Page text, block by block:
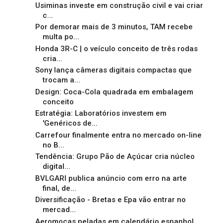
Usiminas investe em construção civil e vai criar
c...
Por demorar mais de 3 minutos, TAM recebe
multa po...
Honda 3R-C | o veículo conceito de três rodas
cria...
Sony lança câmeras digitais compactas que
trocam a...
Design: Coca-Cola quadrada em embalagem
conceito
Estratégia: Laboratórios investem em
'Genéricos de...
Carrefour finalmente entra no mercado on-line
no B...
Tendência: Grupo Pão de Açúcar cria núcleo
digital...
BVLGARI publica anúncio com erro na arte
final, de...
Diversificação - Bretas e Epa vão entrar no
mercad...